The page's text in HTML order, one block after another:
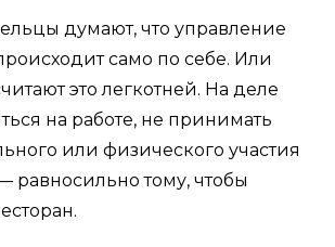
думают, что управление
само по себе. Или
это легкотней. На деле
на работе, не принимать
или физического участия
равносильно тому, чтобы